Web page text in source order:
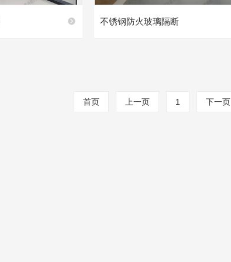
不锈钢防火玻璃隔断
首页 上一页 1 下一页